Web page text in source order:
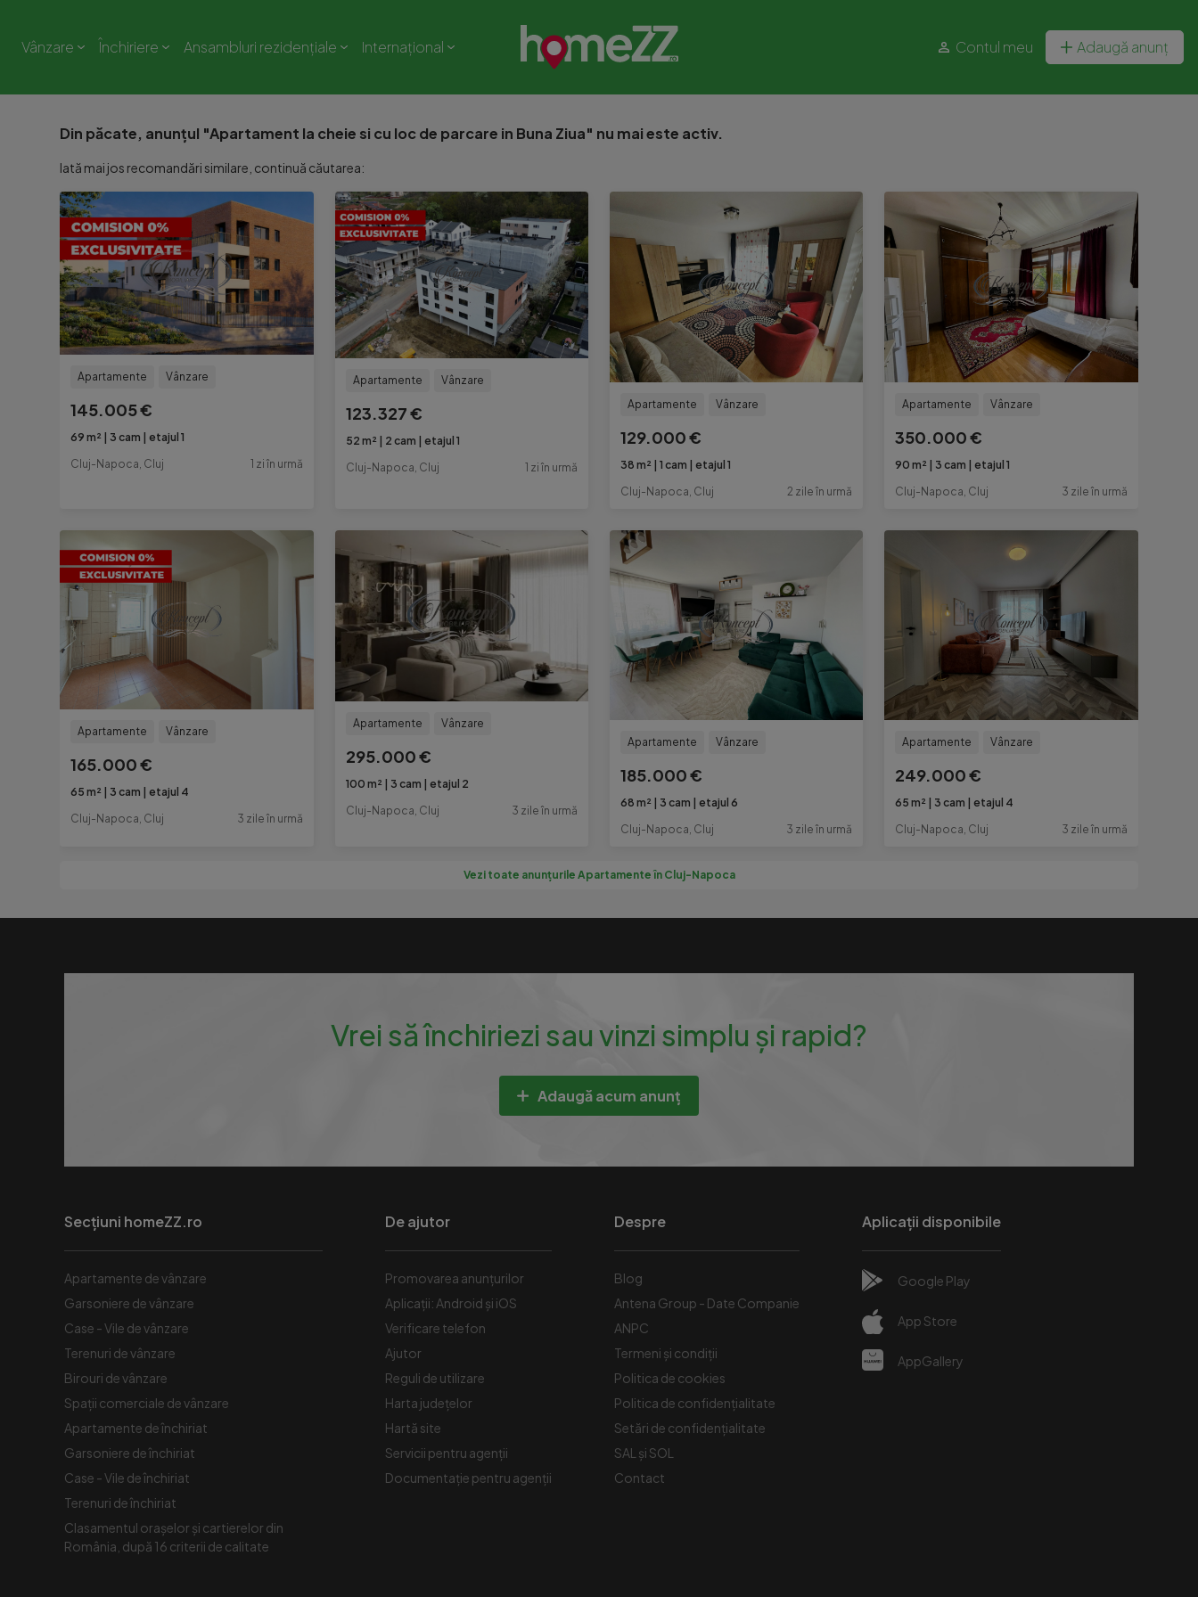
Vânzare Închiriere Ansambluri rezidențiale Internațional Contul meu Adaugă anunț
Din păcate, anunțul "Apartament la cheie si cu loc de parcare in Buna Ziua" nu mai este activ.
Iată mai jos recomandări similare, continuă căutarea:
Apartamente Vânzare
145.005 €
69 m² 3 cam
etajul 1
Cluj-Napoca, Cluj
1 zi în urmă
Apartamente Vânzare
123.327 €
52 m² 2 cam
etajul 1
Cluj-Napoca, Cluj
1 zi în urmă
Apartamente Vânzare
129.000 €
38 m² 1 cam
etajul 1
Cluj-Napoca, Cluj
2 zile în urmă
Apartamente Vânzare
350.000 €
90 m² 3 cam
etajul 1
Cluj-Napoca, Cluj
3 zile în urmă
Apartamente Vânzare
165.000 €
65 m² 3 cam
etajul 4
Cluj-Napoca, Cluj
3 zile în urmă
Apartamente Vânzare
295.000 €
100 m² 3 cam
etajul 2
Cluj-Napoca, Cluj
3 zile în urmă
Apartamente Vânzare
185.000 €
68 m² 3 cam
etajul 6
Cluj-Napoca, Cluj
3 zile în urmă
Apartamente Vânzare
249.000 €
65 m² 3 cam
etajul 4
Cluj-Napoca, Cluj
3 zile în urmă
Vezi toate anunțurile Apartamente în Cluj-Napoca
Vrei să închiriezi sau vinzi simplu și rapid?
Adaugă acum anunț
Secțiuni homeZZ.ro
Apartamente de vânzare
Garsoniere de vânzare
Case - Vile de vânzare
Terenuri de vânzare
Birouri de vânzare
Spaţii comerciale de vânzare
Apartamente de închiriat
Garsoniere de închiriat
Case - Vile de închiriat
Terenuri de închiriat
Clasamentul orașelor și cartierelor din
România, după 16 criterii de calitate
De ajutor
Promovarea anunțurilor
Aplicații: Android și iOS
Verificare telefon
Ajutor
Reguli de utilizare
Harta județelor
Hartă site
Servicii pentru agenții
Documentație pentru agenții
Despre
Blog
Antena Group - Date Companie
ANPC
Termeni și condiții
Politica de cookies
Politica de confidențialitate
Setări de confidențialitate
SAL și SOL
Contact
Aplicații disponibile
Google Play
App Store
AppGallery